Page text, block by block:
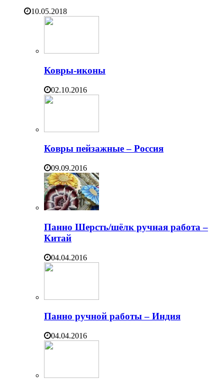
10.05.2018
Ковры-иконы
02.10.2016
Ковры пейзажные – Россия
09.09.2016
Панно Шерсть/шёлк ручная работа –
Китай
04.04.2016
Панно ручной работы – Индия
04.04.2016